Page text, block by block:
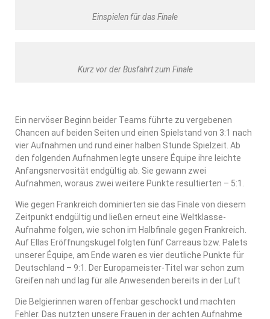
Einspielen für das Finale
Kurz vor der Busfahrt zum Finale
Ein nervöser Beginn beider Teams führte zu vergebenen
Chancen auf beiden Seiten und einen Spielstand von 3:1 nach
vier Aufnahmen und rund einer halben Stunde Spielzeit. Ab
den folgenden Aufnahmen legte unsere Équipe ihre leichte
Anfangsnervosität endgültig ab. Sie gewann zwei
Aufnahmen, woraus zwei weitere Punkte resultierten – 5:1.
Wie gegen Frankreich dominierten sie das Finale von diesem
Zeitpunkt endgültig und ließen erneut eine Weltklasse-
Aufnahme folgen, wie schon im Halbfinale gegen Frankreich.
Auf Ellas Eröffnungskugel folgten fünf Carreaus bzw. Palets
unserer Équipe, am Ende waren es vier deutliche Punkte für
Deutschland – 9:1. Der Europameister-Titel war schon zum
Greifen nah und lag für alle Anwesenden bereits in der Luft
Die Belgierinnen waren offenbar geschockt und machten
Fehler. Das nutzten unsere Frauen in der achten Aufnahme